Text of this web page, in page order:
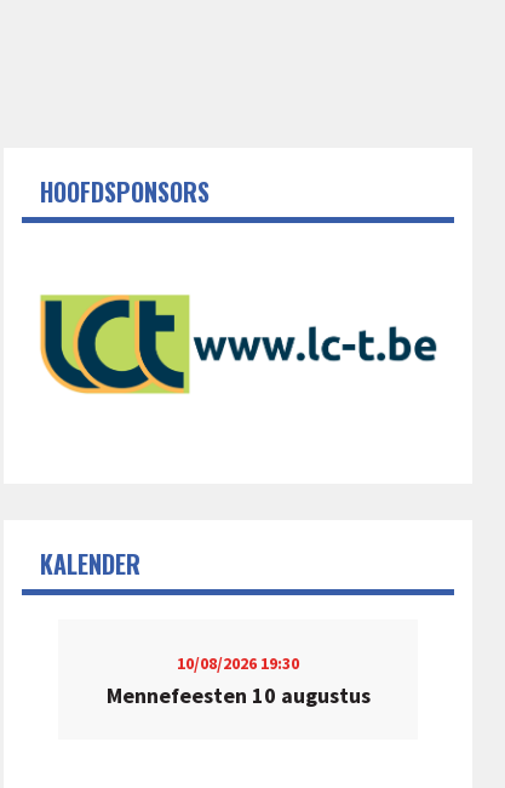
HOOFDSPONSORS
KALENDER
10/08/2026 19:30
Mennefeesten 10 augustus